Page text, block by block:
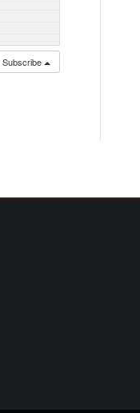
Subscribe